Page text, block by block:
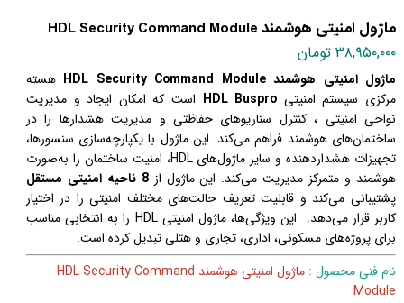
ماژول امنیتی هوشمند HDL Security Command Module
۳۸,۹۵۰,۰۰۰ تومان
ماژول امنیتی هوشمند HDL Security Command Module
هسته
مرکزی سیستم امنیتی HDL Buspro است که امکان ایجاد و مدیریت
نواحی امنیتی ، کنترل سناریوهای حفاظتی و مدیریت هشدارها را در
ساختمان‌های هوشمند فراهم می‌کند. این ماژول با یکپارچه‌سازی سنسورها،
تجهیزات هشداردهنده و سایر ماژول‌های HDL، امنیت ساختمان را به‌صورت
هوشمند و متمرکز مدیریت می‌کند. این ماژول از8 ناحیه امنیتی مستقل
پشتیبانی می‌کند و قابلیت تعریف حالت‌های مختلف امنیتی را در اختیار
کاربر قرار می‌دهد. این ویژگی‌ها، ماژول امنیتی HDL را به انتخابی مناسب
برای پروژه‌های مسکونی، اداری، تجاری و هتلی تبدیل کرده است.
نام فنی محصول :
ماژول امنیتی هوشمند HDL Security Command
Module